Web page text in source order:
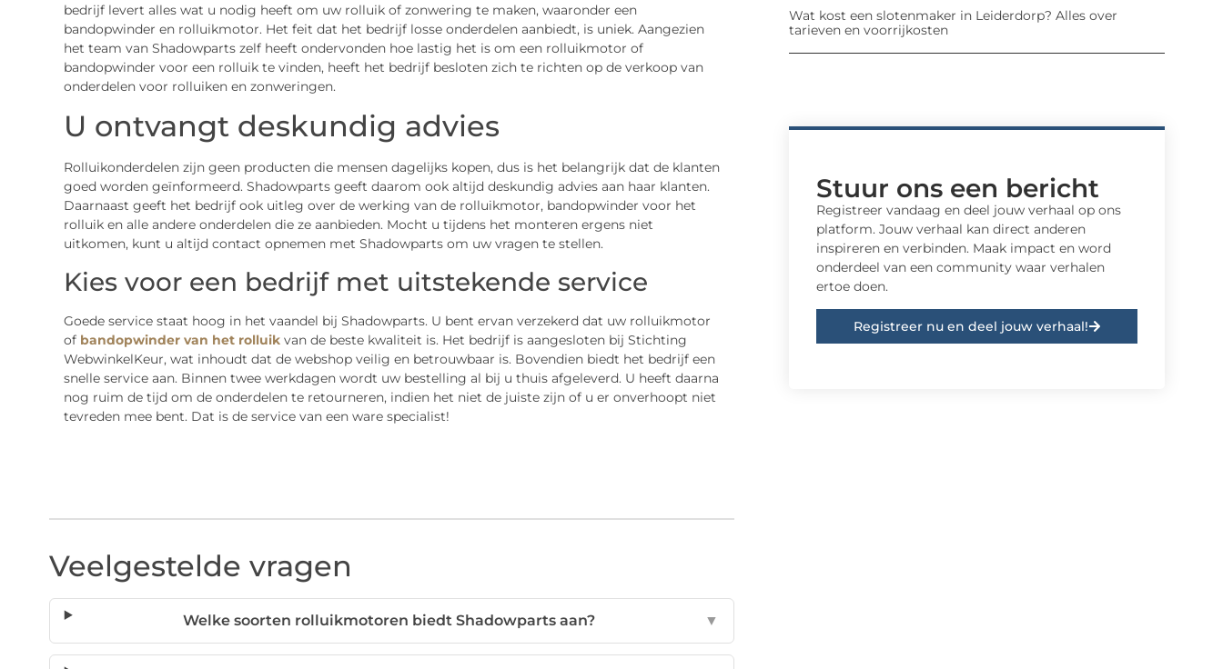
bedrijf levert alles wat u nodig heeft om uw rolluik of zonwering te maken, waaronder een
bandopwinder en rolluikmotor. Het feit dat het bedrijf losse onderdelen aanbiedt, is uniek. Aangezien
het team van Shadowparts zelf heeft ondervonden hoe lastig het is om een rolluikmotor of
bandopwinder voor een rolluik te vinden, heeft het bedrijf besloten zich te richten op de verkoop van
onderdelen voor rolluiken en zonweringen.
U ontvangt deskundig advies
Rolluikonderdelen zijn geen producten die mensen dagelijks kopen, dus is het belangrijk dat de klanten
goed worden geïnformeerd. Shadowparts geeft daarom ook altijd deskundig advies aan haar klanten.
Daarnaast geeft het bedrijf ook uitleg over de werking van de rolluikmotor, bandopwinder voor het
rolluik en alle andere onderdelen die ze aanbieden. Mocht u tijdens het monteren ergens niet
uitkomen, kunt u altijd contact opnemen met Shadowparts om uw vragen te stellen.
Kies voor een bedrijf met uitstekende service
Goede service staat hoog in het vaandel bij Shadowparts. U bent ervan verzekerd dat uw rolluikmotor
of bandopwinder van het rolluikvan de beste kwaliteit is. Het bedrijf is aangesloten bij Stichting
WebwinkelKeur, wat inhoudt dat de webshop veilig en betrouwbaar is. Bovendien biedt het bedrijf een
snelle service aan. Binnen twee werkdagen wordt uw bestelling al bij u thuis afgeleverd. U heeft daarna
nog ruim de tijd om de onderdelen te retourneren, indien het niet de juiste zijn of u er onverhoopt niet
tevreden mee bent. Dat is de service van een ware specialist!
Veelgestelde vragen
Welke soorten rolluikmotoren biedt Shadowparts aan? ▼
Wat kost een slotenmaker in Leiderdorp? Alles over
tarieven en voorrijkosten
Stuur ons een bericht
Registreer vandaag en deel jouw verhaal op ons
platform. Jouw verhaal kan direct anderen
inspireren en verbinden. Maak impact en word
onderdeel van een community waar verhalen
ertoe doen.
Registreer nu en deel jouw verhaal!